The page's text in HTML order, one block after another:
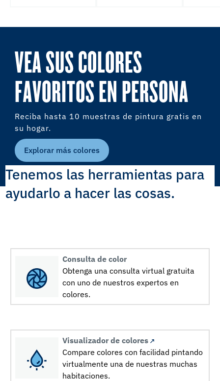
VEA SUS COLORES
FAVORITOS EN PERSONA
Reciba hasta 10 muestras de pintura gratis en
su hogar.
Explorar más colores
Tenemos las herramientas para
ayudarlo a hacer las cosas.
Consulta de color
Obtenga una consulta virtual gratuita
con uno de nuestros expertos en
colores.
Visualizador de colores
Compare colores con facilidad pintando
virtualmente una de nuestras muchas
habitaciones.